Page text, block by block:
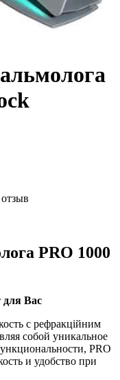
PRO 1000
для Вас
с рефракційним
собой уникальное
PRO
и удобство при